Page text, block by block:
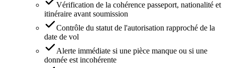
Vérification de la cohérence passeport, nationalité et
itinéraire avant soumission
Contrôle du statut de l'autorisation rapproché de la
date de vol
Alerte immédiate si une pièce manque ou si une
donnée est incohérente